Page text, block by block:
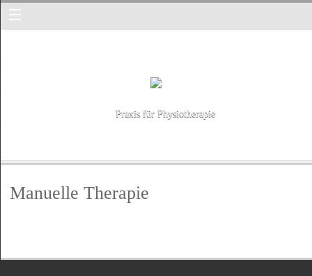
Praxis für Physiotherapie
Manuelle Therapie